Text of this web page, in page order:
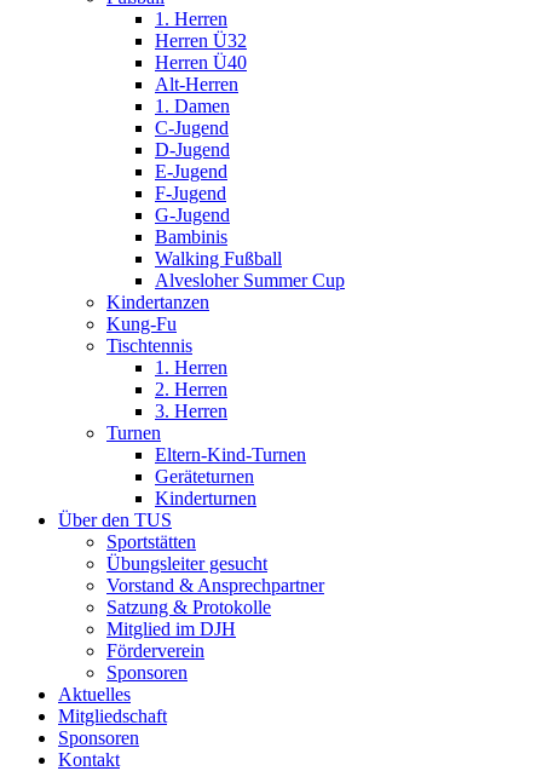
1. Herren
Herren Ü32
Herren Ü40
Alt-Herren
1. Damen
C-Jugend
D-Jugend
E-Jugend
F-Jugend
G-Jugend
Bambinis
Walking Fußball
Alvesloher Summer Cup
Kindertanzen
Kung-Fu
Tischtennis
1. Herren
2. Herren
3. Herren
Turnen
Eltern-Kind-Turnen
Geräteturnen
Kinderturnen
Über den TUS
Sportstätten
Übungsleiter gesucht
Vorstand & Ansprechpartner
Satzung & Protokolle
Mitglied im DJH
Förderverein
Sponsoren
Aktuelles
Mitgliedschaft
Sponsoren
Kontakt